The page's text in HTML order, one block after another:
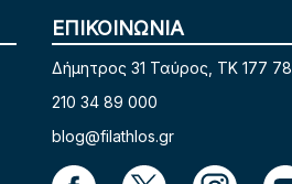
ΕΠΙΚΟΙΝΩΝΙΑ
Δήμητρος 31 Ταύρος, TK 177 78
210 34 89 000
blog@filathlos.gr